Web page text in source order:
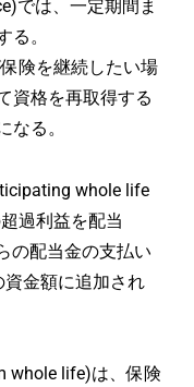
では、一定期間ま
る。
険を継続したい場
資格を再取得する
なる。
whole life
過利益を配当
の配当金の支払い
金額に追加され
whole life)は、保険